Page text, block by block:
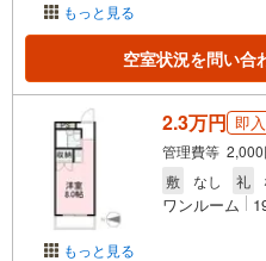
もっと見る
空室状況を問い合
もっと見る
2.3万円 即
管理費等 2,000
敷
なし 礼
ワンルーム